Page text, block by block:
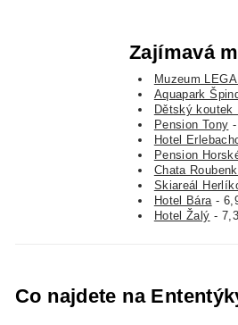
Zajímavá
Muzeum
Aquapark
Dětský koutek
Pension Tony
Hotel
Pension
Chata
Skiareál
Hotel Bára -
Hotel Žalý -
Co najdete na